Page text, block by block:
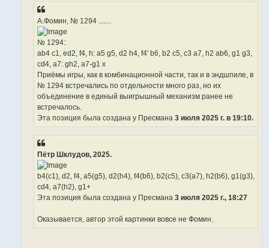
А.Фомин, № 1294 .......
№ 1294:
ab4 c1, ed2, f4, h: a5 g5, d2 h4, f4' b6, b2 c5, c3 a7, h2 ab6, g1 g3,
cd4, a7: gh2, a7-g1 x
Приёмы игры, как в комбинационной части, так и в эндшпиле, в
№ 1294 встречались по отдельности много раз, но их
объединение в единый выигрышный механизм ранее не
встречалось.
Эта позиция была создана у Пресмана 3 июля 2025 г. в 19:10.
Пётр Шклудов, 2025.
b4(c1), d2, f4, a5(g5), d2(h4), f4(b6), b2(c5), c3(a7), h2(b6), g1(g3),
cd4, a7(h2), g1+
Эта позиция была создана у Пресмана 3 июля 2025 г., 18:27
Оказывается, автор этой картинки вовсе не Фомин.